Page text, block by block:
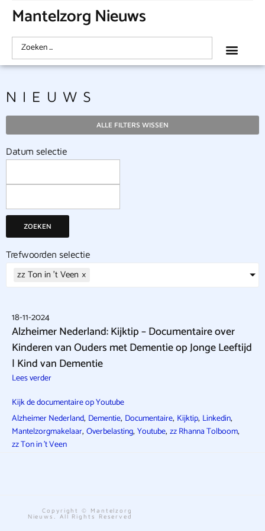
Mantelzorg Nieuws
NIEUWS
ALLE FILTERS WISSEN
Datum selectie
ZOEKEN
Trefwoorden selectie
zz Ton in 't Veen ×
18-11-2024
Alzheimer Nederland: Kijktip – Documentaire over
Kinderen van Ouders met Dementie op Jonge Leeftijd
| Kind van Dementie
Lees verder
Kijk de documentaire op Youtube
Alzheimer Nederland, Dementie, Documentaire, Kijktip, Linkedin,
Mantelzorgmakelaar, Overbelasting, Youtube, zz Rhanna Tolboom,
zz Ton in 't Veen
Copyright © Mantelzorg
Nieuws. All Rights Reserved